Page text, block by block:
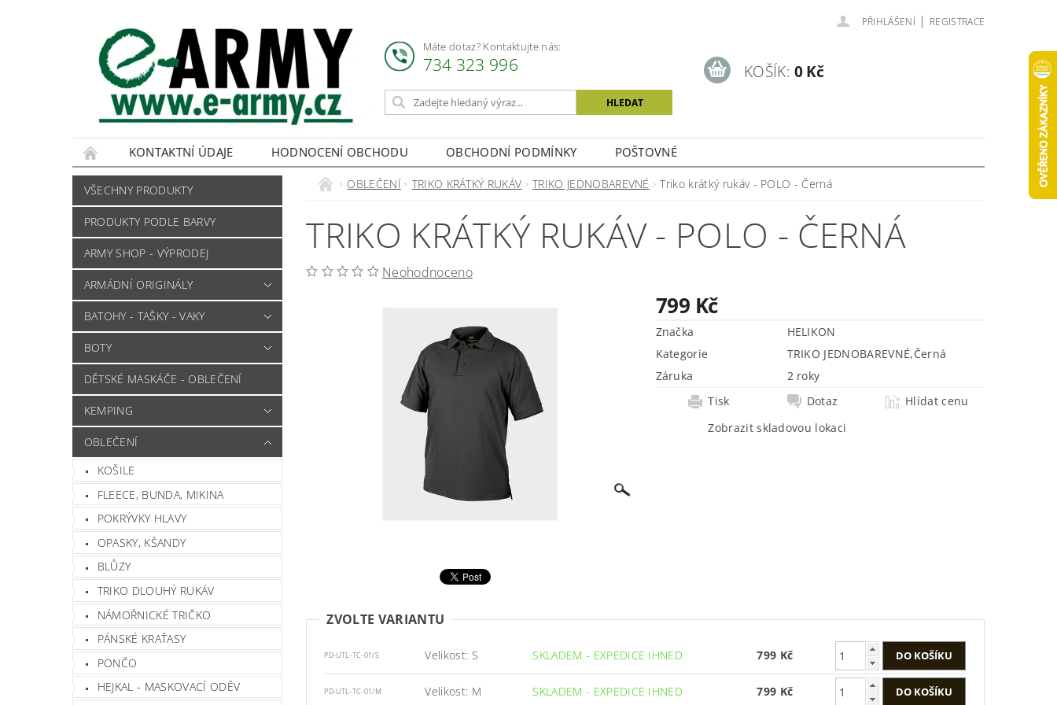
Máte dotaz? Kontaktujte nás:
734 323 996
PŘIHLÁŠENÍ | REGISTRACE
KOŠÍK: 0 Kč
KONTAKTNÍ ÚDAJE HODNOCENÍ OBCHODU OBCHODNÍ PODMÍNKY POŠTOVNÉ
VŠECHNY PRODUKTY
PRODUKTY PODLE BARVY
ARMY SHOP - VÝPRODEJ
ARMÁDNÍ ORIGINÁLY
BATOHY - TAŠKY - VAKY
BOTY
DĚTSKÉ MASKÁČE - OBLEČENÍ
KEMPING
OBLEČENÍ
KOŠILE
FLEECE, BUNDA, MIKINA
POKRÝVKY HLAVY
OPASKY, KŠANDY
BLŮZY
TRIKO DLOUHÝ RUKÁV
NÁMOŘNICKÉ TRIČKO
PÁNSKÉ KRAŤASY
PONČO
HEJKAL - MASKOVACÍ ODĚV
OBLEČENÍ TRIKO KRÁTKÝ RUKÁV TRIKO JEDNOBAREVNÉ Triko krátký rukáv - POLO - Černá
TRIKO KRÁTKÝ RUKÁV - POLO - ČERNÁ
Neohodnoceno
799 Kč
Značka
HELIKON
Kategorie
TRIKO JEDNOBAREVNÉ,Černá
Záruka
2 roky
Tisk
Dotaz
Hlídat cenu
Zobrazit skladovou lokaci
ZVOLTE VARIANTU
PD-UTL-TC-01/S Velikost: S SKLADEM - EXPEDICE IHNED 799 Kč
PD-UTL-TC-01/M Velikost: M SKLADEM - EXPEDICE IHNED 799 Kč